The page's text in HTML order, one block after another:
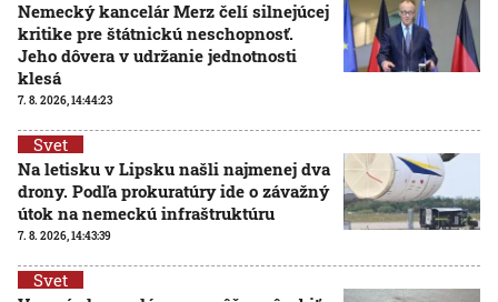
Nemecký kancelár Merz čelí silnejúcej
kritike pre štátnickú neschopnosť.
Jeho dôvera v udržanie jednotnosti
klesá
7. 8. 2026, 14:44:23
Svet
Na letisku v Lipsku našli najmenej dva
drony. Podľa prokuratúry ide o závažný
útok na nemeckú infraštruktúru
7. 8. 2026, 14:43:39
Svet